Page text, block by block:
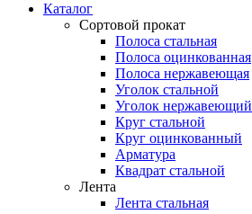
Каталог
Сортовой прокат
Полоса стальная
Полоса оцинкованная
Полоса нержавеющая
Уголок стальной
Уголок нержавеющий
Круг стальной
Круг оцинкованный
Арматура
Квадрат стальной
Лента
Лента стальная